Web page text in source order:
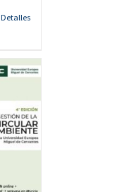
Detalles